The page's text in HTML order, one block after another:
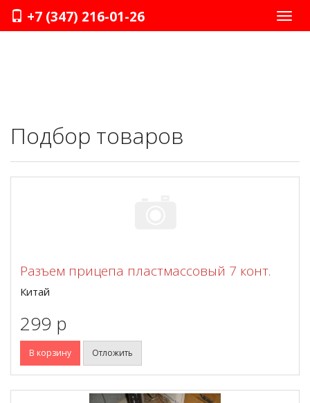
+7 (347) 216-01-26
Подбор товаров
Разъем прицепа пластмассовый 7 конт.
Китай
299 p
В корзину Отложить